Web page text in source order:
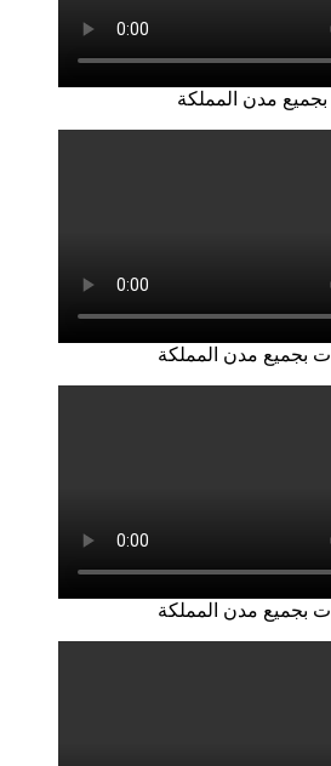
مدن المملكة
بجميع مدن المملكة
بجميع مدن المملكة